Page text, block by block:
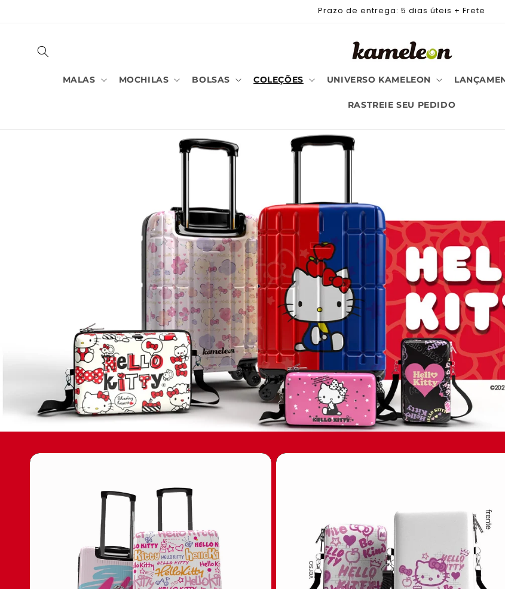
Prazo de entrega: 5 dias úteis + Frete
MALAS MOCHILAS BOLSAS COLEÇÕES UNIVERSO KAMELEON
RASTREIE SEU PEDIDO